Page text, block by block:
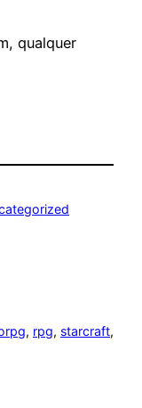
qualquer
, rpg, starcraft